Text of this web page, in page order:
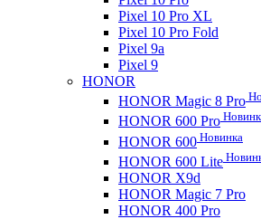
Pixel 10 Pro XL
Pixel 10 Pro Fold
Pixel 9a
Pixel 9
HONOR
HONOR Magic 8 Pro
HONOR 600 Pro
HONOR 600 Новинка
HONOR 600 Lite
HONOR X9d
HONOR Magic 7 Pro
HONOR 400 Pro